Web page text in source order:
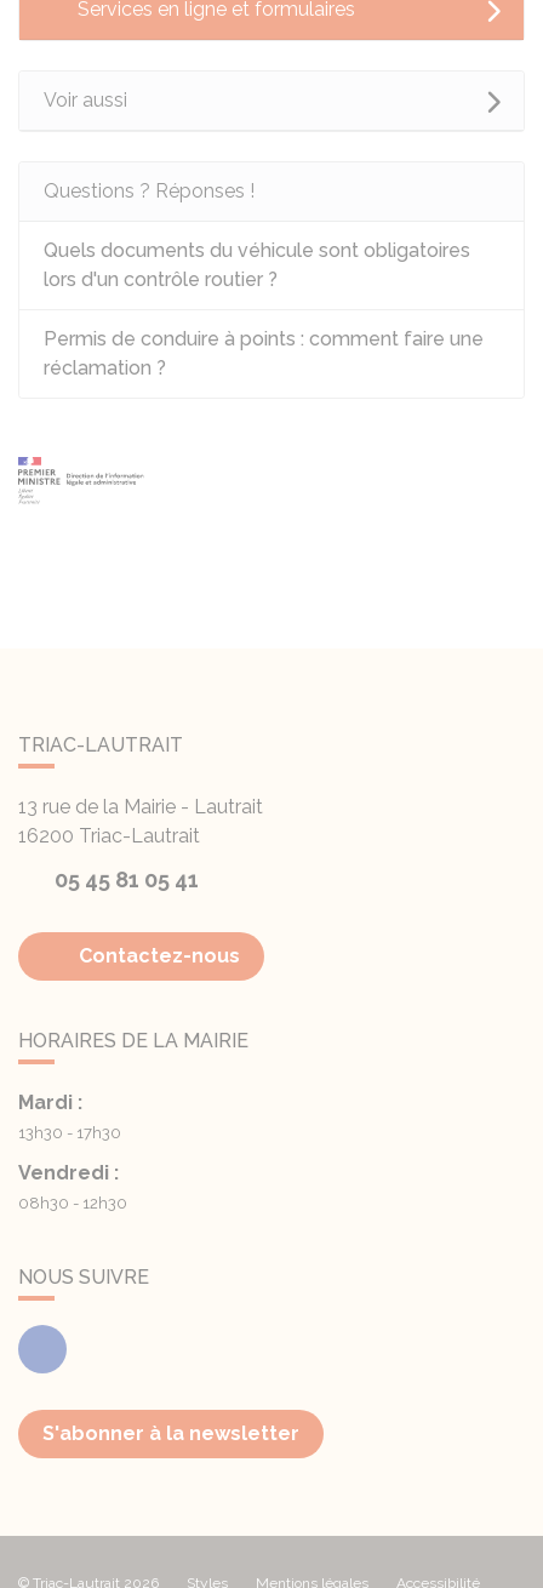
Services en ligne et formulaires
Voir aussi
Questions ? Réponses !
Quels documents du véhicule sont obligatoires
lors d'un contrôle routier ?
Permis de conduire à points : comment faire une
réclamation ?
TRIAC-LAUTRAIT
13 rue de la Mairie - Lautrait
16200 Triac-Lautrait
05 45 81 05 41
Contactez-nous
HORAIRES DE LA MAIRIE
Mardi :
13h30 - 17h30
Vendredi :
08h30 - 12h30
NOUS SUIVRE
Facebook
S'abonner à la newsletter
© Triac-Lautrait 2026 Styles Mentions légales Accessibilité